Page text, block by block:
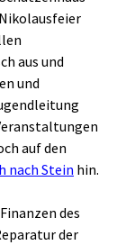
aus und
und
auf den
nach Stein hin.
des
der